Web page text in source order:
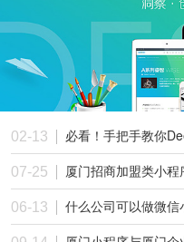
02-13 必看！手把手教你
07-25 厦门招商加盟类小
06-13 什么公司可以做微